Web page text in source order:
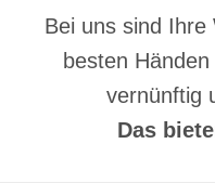
Bei uns sind Ihre
besten
vernünftig
Das